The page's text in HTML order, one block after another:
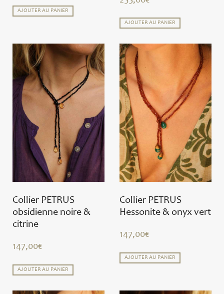
AJOUTER AU PANIER
AJOUTER AU PANIER
Collier PETRUS
obsidienne noire &
citrine
147,00€
AJOUTER AU PANIER
Collier PETRUS
Hessonite & onyx vert
147,00€
AJOUTER AU PANIER